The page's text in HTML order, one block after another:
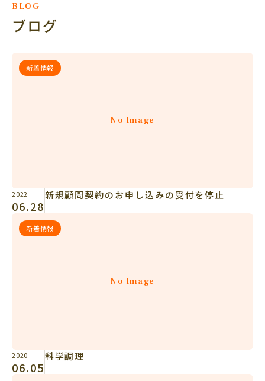
BLOG
ブログ
No Image
新着情報
2022
06.28
新規顧問契約のお申し込みの受付を停止
No Image
新着情報
2020
06.05
科学調理